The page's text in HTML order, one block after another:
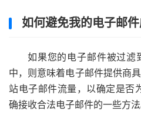
如何避免我的电子邮件
如果您的电子邮件被过滤
中，则意味着电子邮件提供商
站电子邮件流量，以确定是否
确接收合法电子邮件的一些方法